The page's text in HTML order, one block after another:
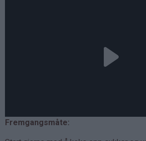
Fremgangsmåte: